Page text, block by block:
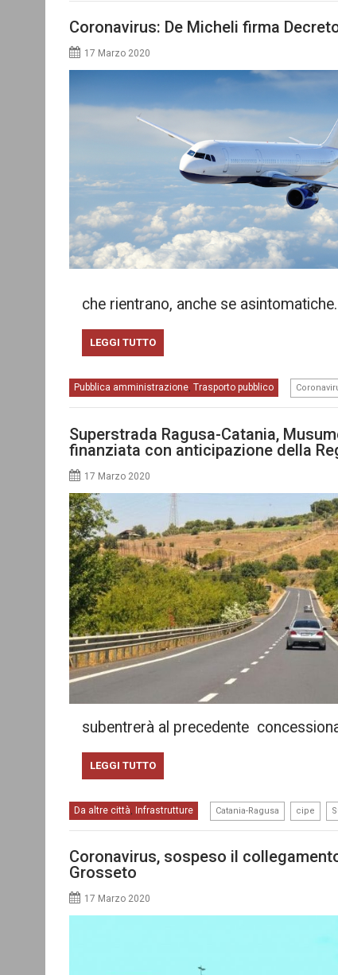
Coronavirus: De Micheli firma
17 Marzo 2020
che rientrano, anche se
LEGGI TUTTO
Pubblica amministrazione, Trasporto pubblico
Superstrada Ragusa-Catania,
finanziata con anticipazione della
17 Marzo 2020
subentrerà al precedente
LEGGI TUTTO
Da altre città Infrastrutture Catania-Ragusa cipe
Coronavirus, sospeso il
Grosseto
17 Marzo 2020